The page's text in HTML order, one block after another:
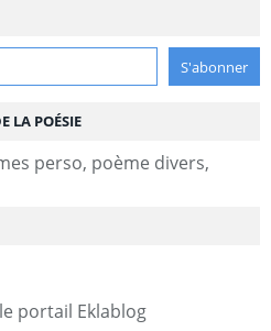
LA POÉSIE
perso, poème divers,
portail Eklablog